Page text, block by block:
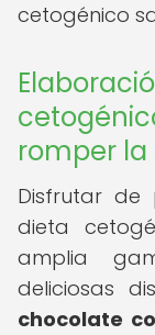
cetogénico
romper la
Disfrutar de
dieta
amplia
deliciosas
chocolate